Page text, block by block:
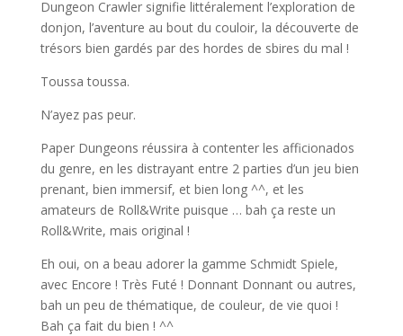
Dungeon Crawler signifie littéralement l’exploration de
donjon, l’aventure au bout du couloir, la découverte de
trésors bien gardés par des hordes de sbires du mal !
Toussa toussa.
N’ayez pas peur.
Paper Dungeons réussira à contenter les afficionados
du genre, en les distrayant entre 2 parties d’un jeu bien
prenant, bien immersif, et bien long ^^, et les
amateurs de Roll&Write puisque … bah ça reste un
Roll&Write, mais original !
Eh oui, on a beau adorer la gamme Schmidt Spiele,
avec Encore ! Très Futé ! Donnant Donnant ou autres,
bah un peu de thématique, de couleur, de vie quoi !
Bah ça fait du bien ! ^^